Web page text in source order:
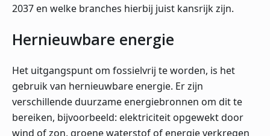
2037 en welke branches hierbij juist kansrijk zijn.
Hernieuwbare energie
Het uitgangspunt om fossielvrij te worden, is het
gebruik van hernieuwbare energie. Er zijn
verschillende duurzame energiebronnen om dit te
bereiken, bijvoorbeeld: elektriciteit opgewekt door
wind of zon, groene waterstof of energie verkregen